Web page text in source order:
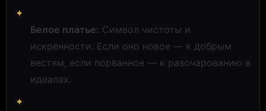
✦
Белое платье: Символ чистоты и
искренности. Если оно новое — к добрым
вестям, если порванное — к разочарованию в
идеалах.
✦